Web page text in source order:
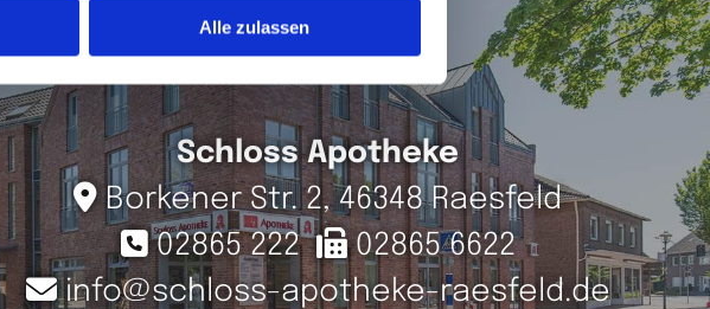
Alle zulassen
Schloss Apo­the­ke
Bor­ke­ner Str. 2, 46348 Raes­feld
 02865 222 02865 6622
 info@​schloss-​apo­the­ke-​raes­feld.​de